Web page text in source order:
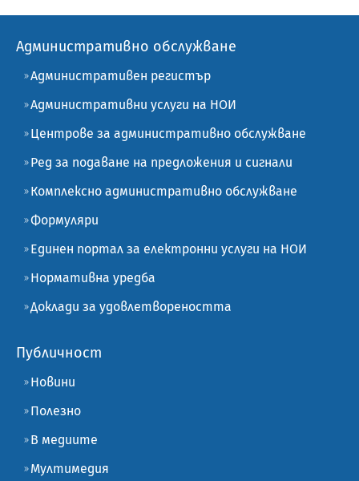
Административно обслужване
Административен регистър
Административни услуги на НОИ
Центрове за административно обслужване
Ред за подаване на предложения и сигнали
Комплексно административно обслужване
Формуляри
Единен портал за електронни услуги на НОИ
Нормативна уредба
Доклади за удовлетвореността
Публичност
Новини
Полезно
В медиите
Мултимедия